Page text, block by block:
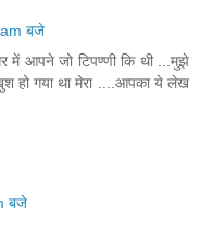
बजे
में आपने जो टिपण्णी कि थी ...मुझे
हो गया था मेरा ....आपका ये लेख
बजे